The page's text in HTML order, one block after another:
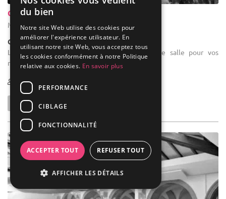
Château De Marsannay
Marsannay-la-Côte - Côte-d'Or (21)
Château
Location de salle de réception : Location de salle pour vos
réceptions privés.
60-400
du bien
Notre site Web utilise des cookies pour
améliorer l'expérience utilisateur. En
utilisant notre site Web, vous acceptez tous
les cookies conformément à notre Politique
relative aux cookies. En savoir plus
PERFORMANCE
CIBLAGE
FONCTIONNALITÉ
ACCEPTER TOUT REFUSER TOUT
AFFICHER LES DÉTAILS